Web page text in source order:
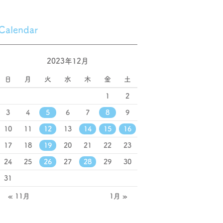
2023年12月
日 月 火 水 木 金 土
1 2
3 4 5 6 7 8 9
10 11 12 13 14 15 16
17 18 19 20 21 22 23
24 25 26 27 28 29 30
31
« 11月 1月 »